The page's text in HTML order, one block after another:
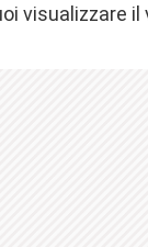
visualizzare il